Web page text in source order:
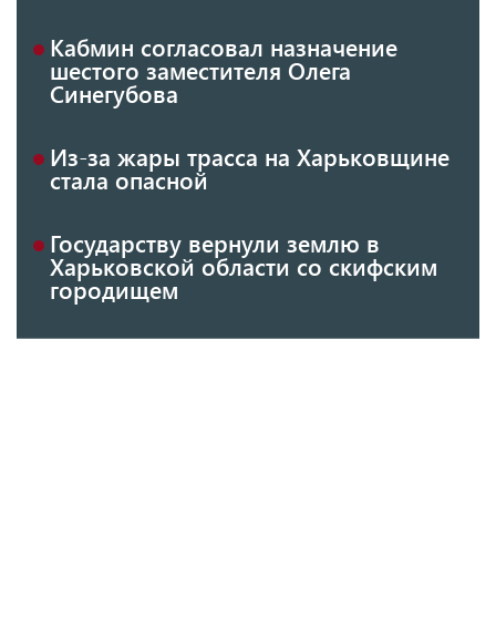
Кабмин согласовал назначение
шестого заместителя Олега
Синегубова
Из-за жары трасса на Харьковщине
стала опасной
Государству вернули землю в
Харьковской области со скифским
городищем